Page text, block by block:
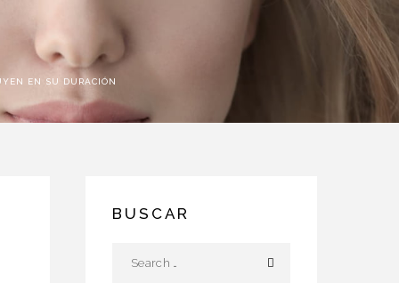
EN SU DURACIÓN
BUSCAR